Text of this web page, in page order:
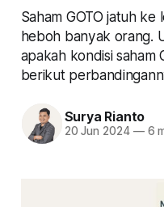
Saham GOTO jatuh
heboh banyak orang.
apakah kondisi saham
berikut
Surya Rianto
20 Jun 2024 —6